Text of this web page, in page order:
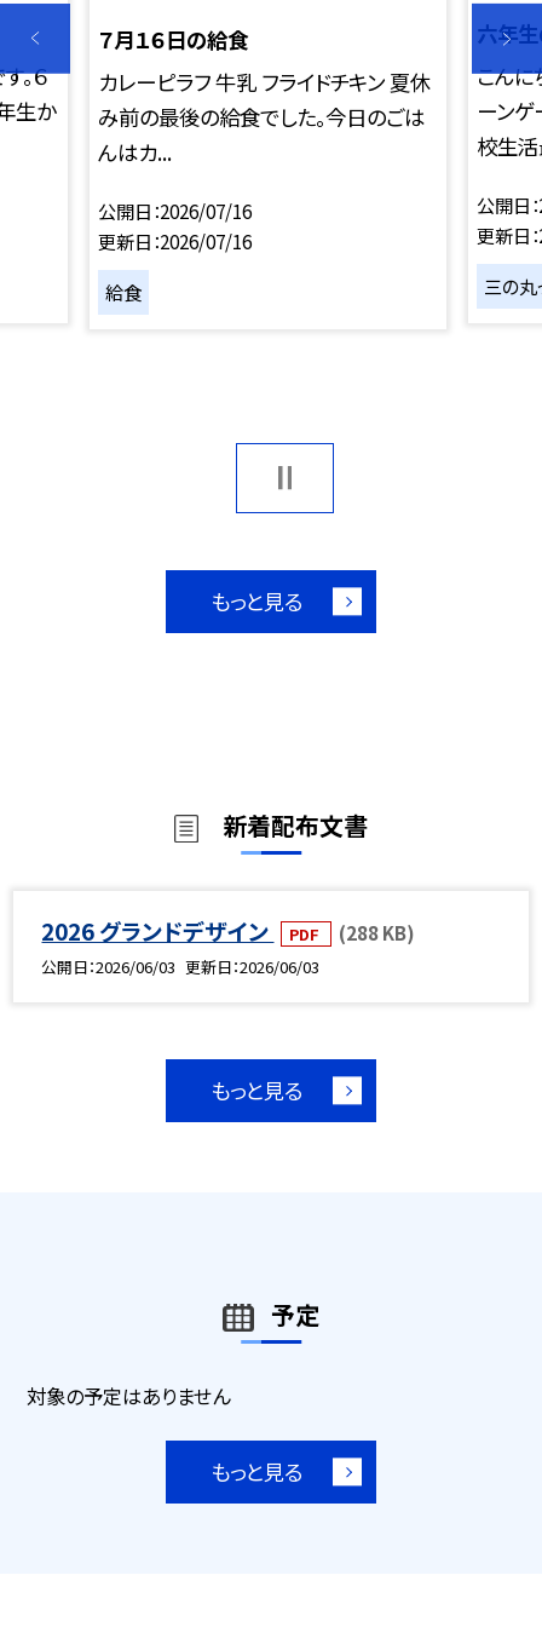
。６
生か
７月１６日の給食
カレーピラフ 牛乳 フライドチキン 夏休
み前の最後の給食でした。今日のごは
んはカ...
公開日 2026/07/16
更新日 2026/07/16
給食
六年
こんに
ーンゲ
校生
公開日
更新日
三の
もっと見る
新着配布文書
2026 グランドデザイン PDF (288 KB)
公開日 2026/06/03 更新日 2026/06/03
もっと見る
予定
対象の予定はありません
もっと見る